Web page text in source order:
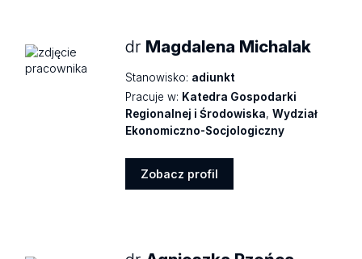
dr Magdalena Michalak
Stanowisko: adiunkt
Pracuje w: Katedra Gospodarki
Regionalnej i Środowiska,Wydział
Ekonomiczno-Socjologiczny
Zobacz profil